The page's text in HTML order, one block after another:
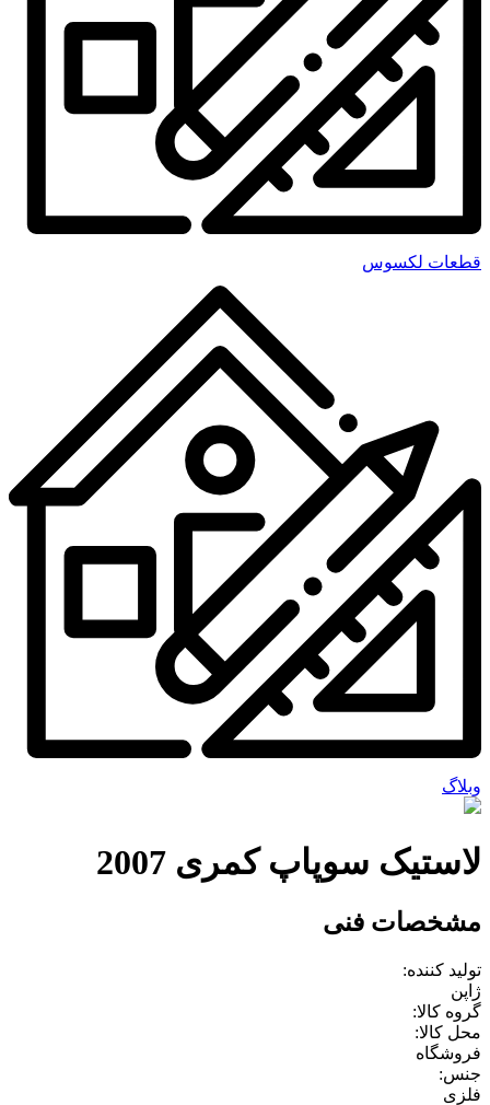
قطعات لکسوس
وبلاگ
لاستیک سوپاپ کمری 2007
مشخصات فنی
تولید کننده:
ژاپن
گروه کالا:
محل کالا:
فروشگاه
جنس:
فلزی